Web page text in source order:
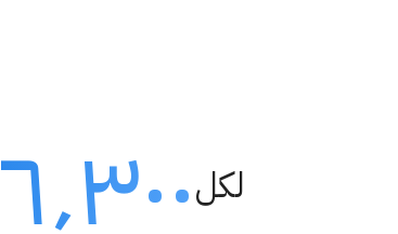
لكل٦٬٣٠٠ دولار